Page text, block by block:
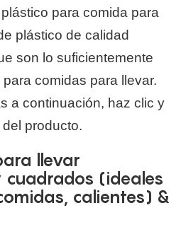
para comida para
plástico de calidad
son lo suficientemente
comidas para llevar.
a continuación, haz clic y
producto.
llevar
(ideales
calientes) &